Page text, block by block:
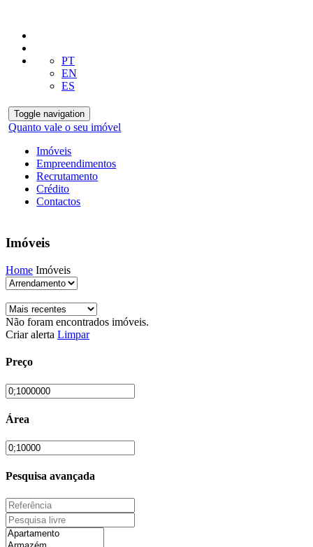
PT
EN
ES
Toggle navigation
Quanto vale o seu imóvel
Imóveis
Empreendimentos
Recrutamento
Crédito
Contactos
Imóveis
Home Imóveis
Não foram encontrados imóveis.
Criar alerta Limpar
Preço
Área
Pesquisa avançada